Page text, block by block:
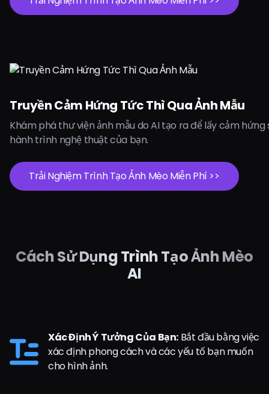
Truyền Cảm Hứng Tức Thì Qua Ảnh Mẫu
Khám phá thư viện ảnh mẫu do AI tạo ra để lấy cảm
hành trình nghệ thuật của bạn.
Trải Nghiệm Trình Tạo Ảnh Mèo Miễn Phí >>
Cách Sử Dụng Trình Tạo Ảnh Mèo
AI
Xác Định Ý Tưởng Của Bạn: Bắt đầu bằng việc
xác định phong cách và các yếu tố bạn muốn
cho hình ảnh.